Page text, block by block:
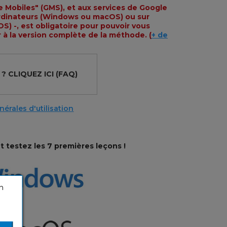
(GMS), et aux services de Google
(Windows ou macOS) ou sur
-, est obligatoire pour pouvoir vous
la version complète de la méthode. (+ de
CLIQUEZ ICI (FAQ)
d'utilisation
testez les 7 premières leçons !